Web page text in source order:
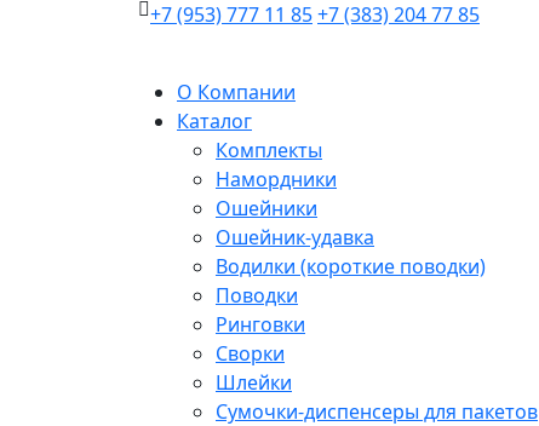
+7 (953) 777 11 85+7 (383) 204 77 85
О Компании
Каталог
Комплекты
Намордники
Ошейники
Ошейник-удавка
Водилки (короткие поводки)
Поводки
Ринговки
Сворки
Шлейки
Сумочки-диспенсеры для пакетов